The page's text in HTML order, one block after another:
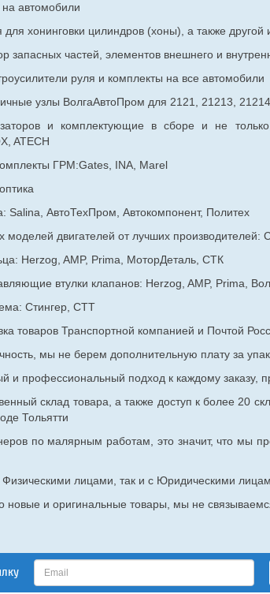
автомобили
хонинговки цилиндров (хоны), а также другой
запасных частей, элементов внешнего и
руля и комплекты на все автомобили
узлы ВолгаАвтоПром для 2121, 21213,
и комплектующие в сборе и не
ATECH
ГРМ:Gates, INA, Marel
Salina, АвтоТехПром, Автокомпонент, Политех
моделей двигателей от лучших
Herzog, AMP, Prima, МоторДеталь, СТК
втулки клапанов: Herzog, AMP, Prima,
Стингер, СТТ
товаров Транспортной компанией и Почтой
мы не берем дополнительную плату за
и профессиональный подход к каждому заказу,
склад товара, а также доступ к более 20
Тольятти
по малярным работам, это значит, что мы
Физическими лицами, так и с Юридическими
новые и оригинальные товары, мы не